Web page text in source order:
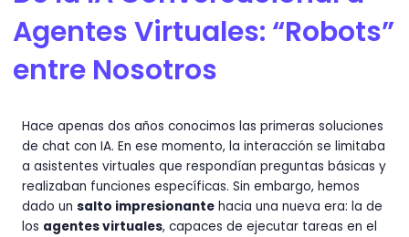
Agentes Virtuales: “Robots”
entre Nosotros
Hace apenas dos años conocimos las primeras soluciones
de chat con IA. En ese momento, la interacción se limitaba
a asistentes virtuales que respondían preguntas básicas y
realizaban funciones específicas. Sin embargo, hemos
dado un salto impresionantehacia una nueva era: la de
los agentes virtuales, capaces de ejecutar tareas en el